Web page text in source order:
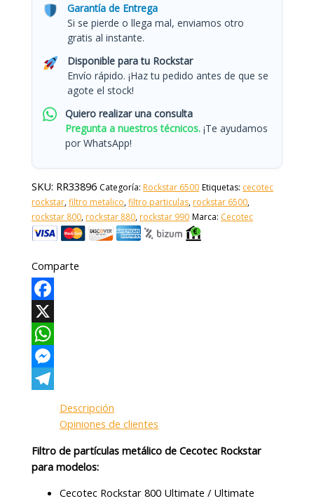
Garantía de Entrega
Si se pierde o llega mal, enviamos otro
gratis al instante.
Disponible para tu Rockstar
Envío rápido. ¡Haz tu pedido antes de que se
agote el stock!
Quiero realizar una consulta
Pregunta a nuestros técnicos. ¡Te ayudamos
por WhatsApp!
SKU: RR33896 Categoría: Rockstar 6500 Etiquetas: cecotec
rockstar,filtro metalico,filtro particulas, rockstar 6500,
rockstar 800, rockstar 880, rockstar 990 Marca: Cecotec
Comparte
Facebook
X
WhatsApp
Messenger
Descripción
Opiniones de clientes
Filtro de partículas metálico de Cecotec Rockstar
para modelos:
Cecotec Rockstar 800 Ultimate / Ultimate